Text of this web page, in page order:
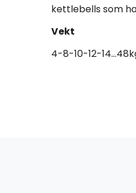
kettlebells som
Vekt
4-8-10-12-